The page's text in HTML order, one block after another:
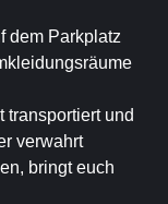
dem Parkplatz
transportiert und
verwahrt
bringt euch